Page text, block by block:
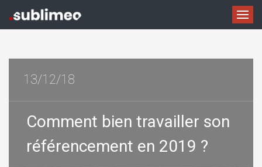
13/12/18
Comment bien travailler son
référencement en 2019 ?